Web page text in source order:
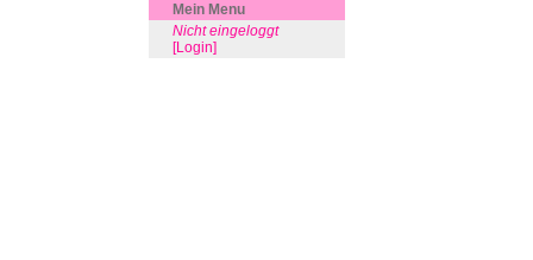
Mein Menu
Nicht eingeloggt
[Login]